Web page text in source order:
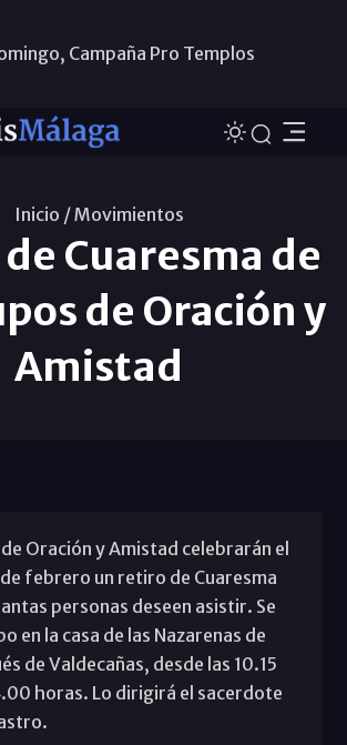
Campaña Pro Templos
Inicio /Movimientos
Cuaresma de
de Oración y
Amistad
Oración y Amistad celebrarán el
febrero un retiro de Cuaresma
personas deseen asistir. Se
en la casa de las Nazarenas de
de Valdecañas, desde las 10.15
horas. Lo dirigirá el sacerdote